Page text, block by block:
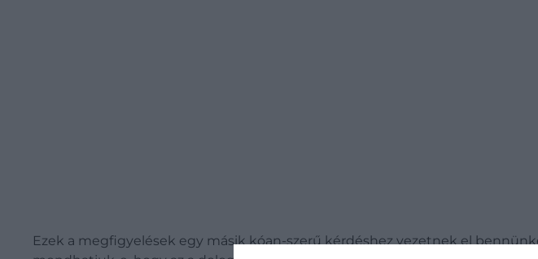
Ezek a megfigyelések egy másik kóan-szerű kérdéshez vezetnek el